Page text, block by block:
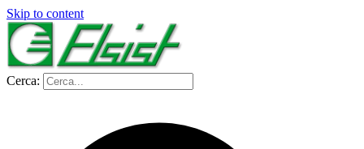
Skip to content
Cerca: